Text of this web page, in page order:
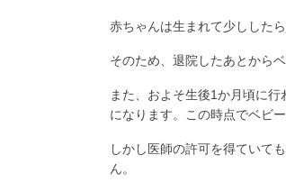
赤ちゃんは生まれて少しした
そのため、退院したあとから
また、およそ生後1か月頃に
になります。この時点でベビ
しかし医師の許可を得ていて
ん。